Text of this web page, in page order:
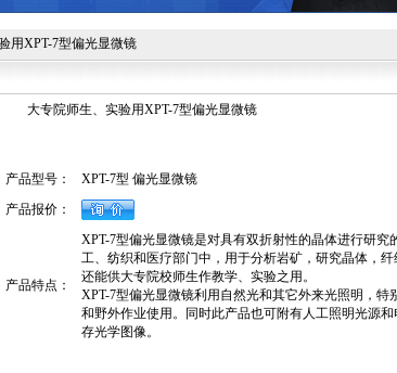
用XPT-7型偏光显微镜
大专院师生、实验用XPT-7型偏光显微镜
产品型号：
XPT-7型 偏光显微镜
产品报价：
产品特点：
XPT-7型偏光显微镜是对具有双折射性的晶体进行研究
工、纺织和医疗部门中，用于分析岩矿，研究晶体，纤
还能供大专院校师生作教学、实验之用。
XPT-7型偏光显微镜利用自然光和其它外来光照明，特
和野外作业使用。同时此产品也可附有人工照明光源
存光学图像。